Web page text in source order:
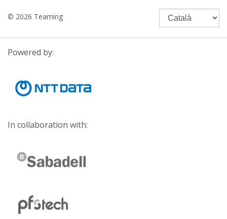
© 2026 Teaming
Powered by:
In collaboration with: